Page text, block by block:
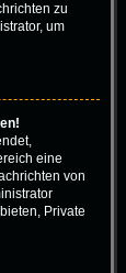
zu
um
eine
von
Private